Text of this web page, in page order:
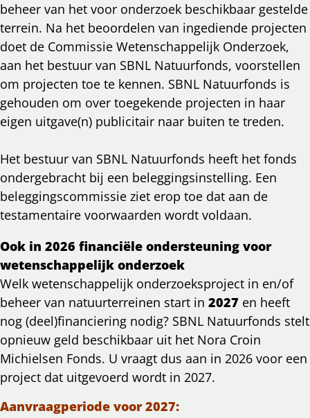
beheer van het voor onderzoek beschikbaar gestelde
terrein. Na het beoordelen van ingediende projecten
doet de Commissie Wetenschappelijk Onderzoek,
aan het bestuur van SBNL Natuurfonds, voorstellen
om projecten toe te kennen. SBNL Natuurfonds is
gehouden om over toegekende projecten in haar
eigen uitgave(n) publicitair naar buiten te treden.
Het bestuur van SBNL Natuurfonds heeft het fonds
ondergebracht bij een beleggingsinstelling. Een
beleggingscommissie ziet erop toe dat aan de
testamentaire voorwaarden wordt voldaan.
Ook in 2026 financiële ondersteuning voor
wetenschappelijk onderzoek
Welk wetenschappelijk onderzoeksproject in en/of
beheer van natuurterreinen start in 2027 en heeft
nog (deel)financiering nodig? SBNL Natuurfonds stelt
opnieuw geld beschikbaar uit het Nora Croin
Michielsen Fonds. U vraagt dus aan in 2026 voor een
project dat uitgevoerd wordt in 2027.
Aanvraagperiode voor 2027: